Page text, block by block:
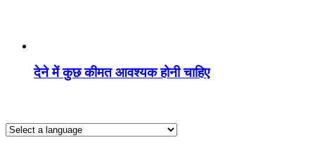
देने में कुछ कीमत आवश्यक होनी चाहिए